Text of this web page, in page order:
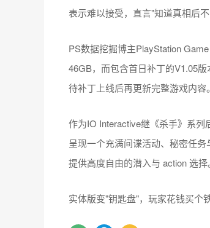
表示难以接受，直言"知道真相后不
PS数据挖掘博主PlayStation
46GB，而包含首日补丁的V1.05
待补丁上线后再更新完整游戏内容。
作为IO Interactive继《杀手》系
呈现一个充满间谍活动、秘密任
提供高度自由的潜入与 action 选择。
实体版变"钥匙盘"，玩家花钱买个